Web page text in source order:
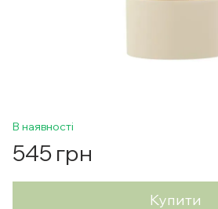
В наявності
545 грн
Купити